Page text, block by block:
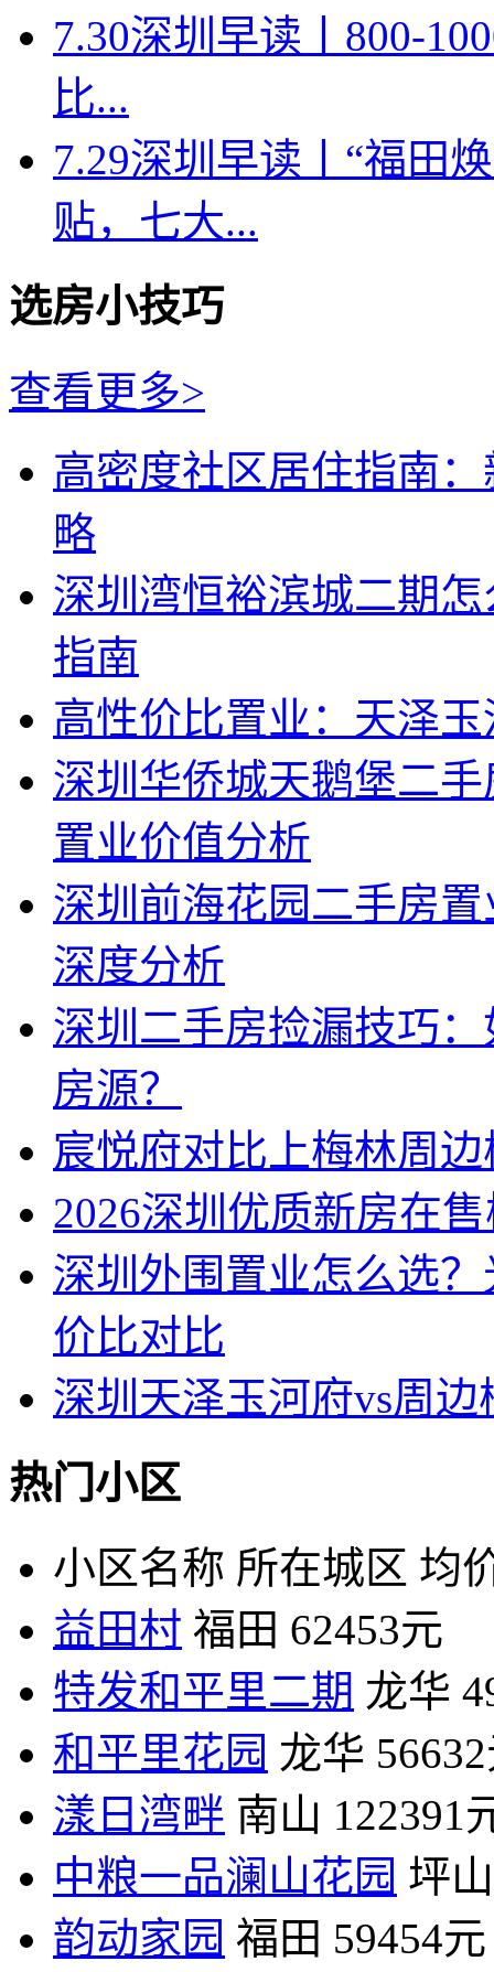
7.30深圳早读丨800-
比...
7.29深圳早读丨“福田
贴，七大...
选房小技巧
查看更多>
高密度社区居住指南
略
深圳湾恒裕滨城二期
指南
高性价比置业：天泽
深圳华侨城天鹅堡二
置业价值分析
深圳前海花园二手房
深度分析
深圳二手房捡漏技巧
房源？
宸悦府对比上梅林周
2026深圳优质新房在
深圳外围置业怎么选
价比对比
深圳天泽玉河府vs周
热门小区
小区名称 所在城区 均
益田村 福田 62453元
特发和平里二期 龙华
和平里花园 龙华
漾日湾畔 南山 122391
中粮一品澜山花园 坪山
韵动家园 福田 59454元